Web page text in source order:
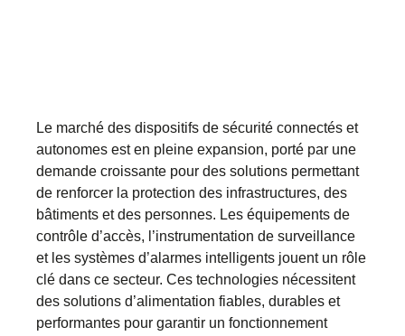
Le marché des dispositifs de sécurité connectés et
autonomes est en pleine expansion, porté par une
demande croissante pour des solutions permettant
de renforcer la protection des infrastructures, des
bâtiments et des personnes. Les équipements de
contrôle d’accès, l’instrumentation de surveillance
et les systèmes d’alarmes intelligents jouent un rôle
clé dans ce secteur. Ces technologies nécessitent
des solutions d’alimentation fiables, durables et
performantes pour garantir un fonctionnement